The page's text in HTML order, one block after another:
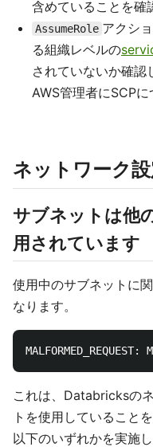
含めていることを確
AssumeRole アクシ
る組織レベルの
されていないか確認
AWS管理者にSCPに
ネットワーク
サブネットは他
用されています
使用中のサブネットに
なります。
これは、Databricksの
トを使用していること
以下のいずれかを実施し